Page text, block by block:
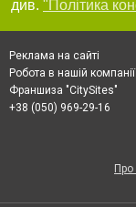
див. "Політика
Реклама на сайті
Робота в нашій компанії
Франшиза "CitySites"
+38 (050) 969-29-16